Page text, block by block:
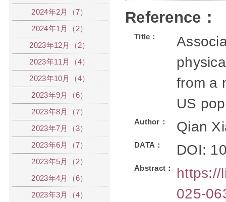
Reference：
Title：
from a
US
Author： Qian
DATA： DOI:
Abstract：
https://
025-
2024年2月（7）
2024年1月（2）
2023年12月（2）
2023年11月（4）
2023年10月（4）
2023年9月（6）
2023年8月（7）
2023年7月（3）
2023年6月（7）
2023年5月（2）
2023年4月（6）
2023年3月（4）